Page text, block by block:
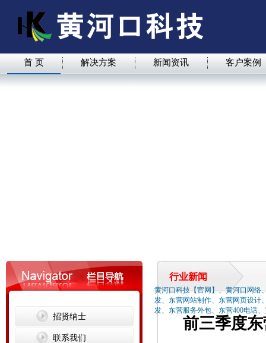
首 页 解决方案 新闻资讯 客户案例
招贤纳士
联系我们
行业新闻
黄河口科技【官网】、黄河口网络
发、东营网站制作、东营网页设计
发、东营服务外包、东营400电话
前三季度